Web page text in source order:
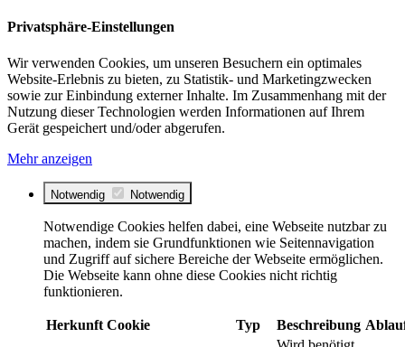
Privatsphäre-Einstellungen
Wir verwenden Cookies, um unseren Besuchern ein optimales
Website-Erlebnis zu bieten, zu Statistik- und Marketingzwecken
sowie zur Einbindung externer Inhalte. Im Zusammenhang mit der
Nutzung dieser Technologien werden Informationen auf Ihrem
Gerät gespeichert und/oder abgerufen.
Mehr anzeigen
Notwendig Notwendig
Notwendige Cookies helfen dabei, eine Webseite nutzbar zu
machen, indem sie Grundfunktionen wie Seitennavigation
und Zugriff auf sichere Bereiche der Webseite ermöglichen.
Die Webseite kann ohne diese Cookies nicht richtig
funktionieren.
Herkunft Cookie Typ Beschreibung